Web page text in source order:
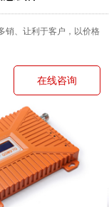
销、让利于客户，以价格
在线咨询